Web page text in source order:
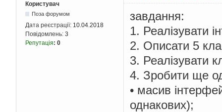
Користувач
Поза форумом
Дата реєстрації: 10.04.2018
Повідомлень: 3
Репутація: 0
завдання:
1. Реалізувати
2. Описати 5
3. Реалізувати
4. Зробити ще
• масив
однакових);